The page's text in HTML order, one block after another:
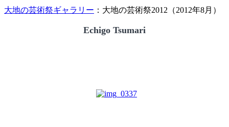
大地の芸術祭ギャラリー ：大地の芸術祭2012（2012年8月）
Echigo Tsumari